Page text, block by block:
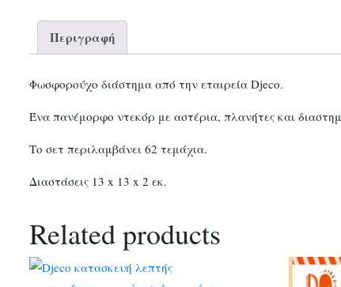
Περιγραφή
Φωσφορούχο διάστημα από την εταιρεία Djeco.
Ένα πανέμορφο ντεκόρ με αστέρια, πλανήτες και
Το σετ περιλαμβάνει 62 τεμάχια.
Διαστάσεις 13 x 13 x 2 εκ.
Related products